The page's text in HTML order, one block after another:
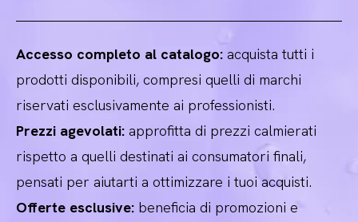
Accesso completo al catalogo: acquista tutti i
prodotti disponibili, compresi quelli di marchi
riservati esclusivamente ai professionisti.
Prezzi agevolati: approfitta di prezzi calmierati
rispetto a quelli destinati ai consumatori finali,
pensati per aiutarti a ottimizzare i tuoi acquisti.
Offerte esclusive: beneficia di promozioni e